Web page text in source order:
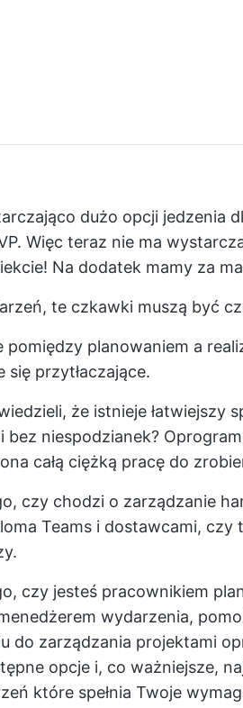
dużo opcji jedzenia
Więc teraz nie ma
Na dodatek mamy za
te czkawki muszą być
pomiędzy planowaniem a
przytłaczające.
że istnieje łatwiejszy
bez niespodzianek?
całą ciężką pracę do
czy chodzi o zarządzanie
Teams i dostawcami, czy
czy jesteś pracownikiem
wydarzenia,
do zarządzania projektami
opcje i, co ważniejsze,
które spełnia Twoje